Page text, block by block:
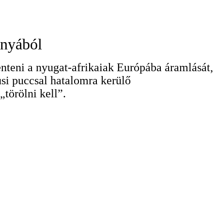
a nyugat-afrikaiak Európába áramlását,
puccsal hatalomra kerülő
kell”.